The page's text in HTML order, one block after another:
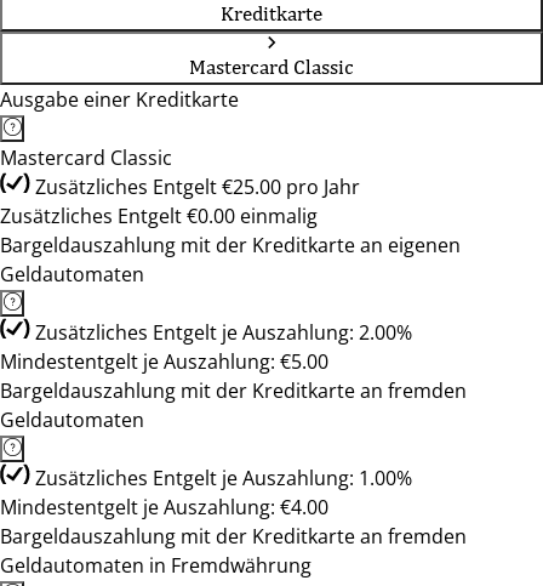
Kreditkarte
Mastercard Classic
Ausgabe einer Kreditkarte
Mastercard Classic
Zusätzliches Entgelt €25.00 pro Jahr
Zusätzliches Entgelt €0.00 einmalig
Bargeldauszahlung mit der Kreditkarte an eigenen
Geldautomaten
Zusätzliches Entgelt je Auszahlung: 2.00%
Mindestentgelt je Auszahlung: €5.00
Bargeldauszahlung mit der Kreditkarte an fremden
Geldautomaten
Zusätzliches Entgelt je Auszahlung: 1.00%
Mindestentgelt je Auszahlung: €4.00
Bargeldauszahlung mit der Kreditkarte an fremden
Geldautomaten in Fremdwährung